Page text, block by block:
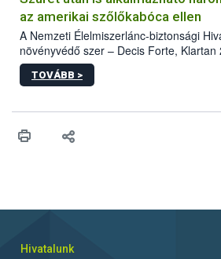
az amerikai szőlőkabóca ellen
A Nemzeti Élelmiszerlánc-biztonsági
növényvédő szer – Decis Forte, Klartan
engedélyokiratát módosította, így azok a
egészen a vesszőérettség (BBCH 91)
érésű szőlőkben is legyen lehetőség a
felhasználók számára is elérhető és
TOVÁBB >
Hivatalunk